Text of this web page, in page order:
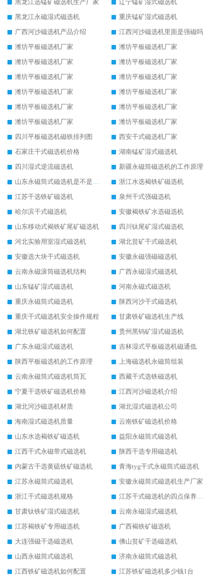
黑龙江选锰矿磁选机生产厂家
辽宁锰矿湿式磁选机
黑龙江永磁湿式磁选机
重庆锰矿湿式磁选机
广西河沙磁选机产品介绍
江西河沙磁选机里面是强磁吗
潍坊平板磁选机厂家
潍坊平板磁选机厂家
潍坊平板磁选机厂家
潍坊平板磁选机厂家
潍坊平板磁选机厂家
潍坊平板磁选机厂家
潍坊平板磁选机厂家
潍坊平板磁选机厂家
潍坊平板磁选机厂家
潍坊平板磁选机厂家
潍坊平板磁选机厂家
潍坊平板磁选机厂家
四川平板磁选机磁铁排列图
西安干式磁选机厂家
石家庄干式磁选机价格
湖南锰矿湿式磁选机
四川湿式逆流磁选机
新疆永磁筒磁选机的工作原理
山东永磁筒式磁选机是不是强磁
浙江水选褐铁矿磁选机
江苏干选铁矿磁选机
泉州干式强磁选机
哈尔滨干式磁选机
安徽褐铁矿水选磁选机
山东移动式褐铁矿尾矿磁选机
四川钛尾矿湿式磁选机
河北实验用室湿式磁选机
湖北贫矿干式磁选机
安徽选大块干式磁选机
安徽永磁强磁磁选机
云南永磁滚筒磁选机结构
广西永磁湿式磁选机
山东锰矿湿式磁选机
河南永磁式磁选机
重庆永磁筒式磁选机
陕西河沙干式磁选机
重庆干式磁选机安全操作规程
甘肃铁矿磁选机生产线
湖北铁矿磁选机如何配置
贵州黑钨矿湿式磁选机
广东永磁湿式磁选机
吉林湿式平板磁选机磁通低
陕西平板磁选机的工作原理
上海磁选机永磁筒组装
云南永磁筒式磁选机筒瓦
西藏干式选铁磁选机
宁夏干选铁矿磁选机价格
江西河沙磁选机介绍
湖北河沙磁选机材质
湖北湿式磁选机公司
海南湿式磁选机质量
云南铁矿磁选机价格
山东水选褐铁矿磁选机
益阳永磁筒式磁选机
江西干式永磁带式磁选机
陕西干选专用磁选机
内蒙古干选黄硫铁矿磁选机
青海tyg干式永磁筒式磁选机
江苏永磁筒式磁选机
安徽永磁筒式磁选机生产厂家
浙江干式磁选机规格
江苏干式磁选机的四点保养秘籍
甘肃钛铁矿湿式磁选机
云南永磁湿式磁选机
江苏褐铁矿专用磁选机
广西褐铁矿磁选机
大连强磁干选磁选机
佛山贫矿干选磁选机
山西永磁筒式磁选机
济南永磁筒式磁选机
江西铁矿磁选机如何配置
江苏铁矿磁选机多少钱1台